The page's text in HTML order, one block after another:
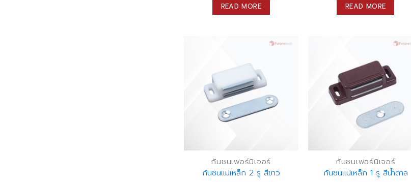
READ MORE READ MORE
กันชนเฟอร์นิเจอร์
กันชนแม่เหล็ก 2 รู สีขาว
กันชนเฟอร์นิเจอร์
กันชนแม่เหล็ก 1 รู สีน้ำตาล